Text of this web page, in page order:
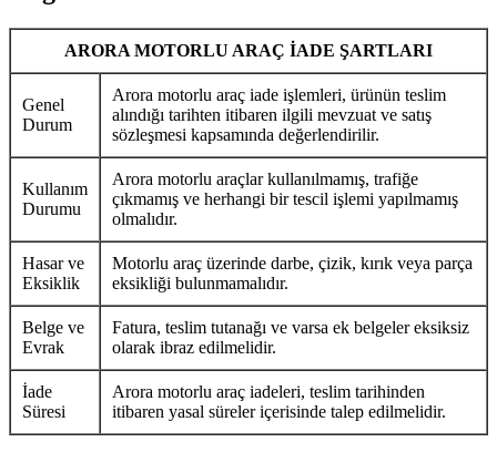
ARORA MOTORLU ARAÇ İADE ŞARTLARI
Genel
Durum
Arora motorlu araç iade işlemleri, ürünün teslim
alındığı tarihten itibaren ilgili mevzuat ve satış
sözleşmesi kapsamında değerlendirilir.
Kullanım
Durumu
Arora motorlu araçlar kullanılmamış, trafiğe
çıkmamış ve herhangi bir tescil işlemi yapılmamış
olmalıdır.
Hasar ve
Eksiklik
Motorlu araç üzerinde darbe, çizik, kırık veya parça
eksikliği bulunmamalıdır.
Belge ve
Evrak
Fatura, teslim tutanağı ve varsa ek belgeler eksiksiz
olarak ibraz edilmelidir.
İade
Süresi
Arora motorlu araç iadeleri, teslim tarihinden
itibaren yasal süreler içerisinde talep edilmelidir.